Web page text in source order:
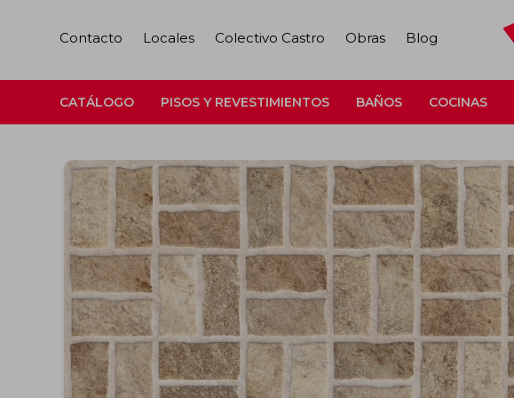
CATÁLOGO PISOS Y REVESTIMIENTOS BAÑOS COCINAS
Contacto Locales Colectivo Castro Obras Blog